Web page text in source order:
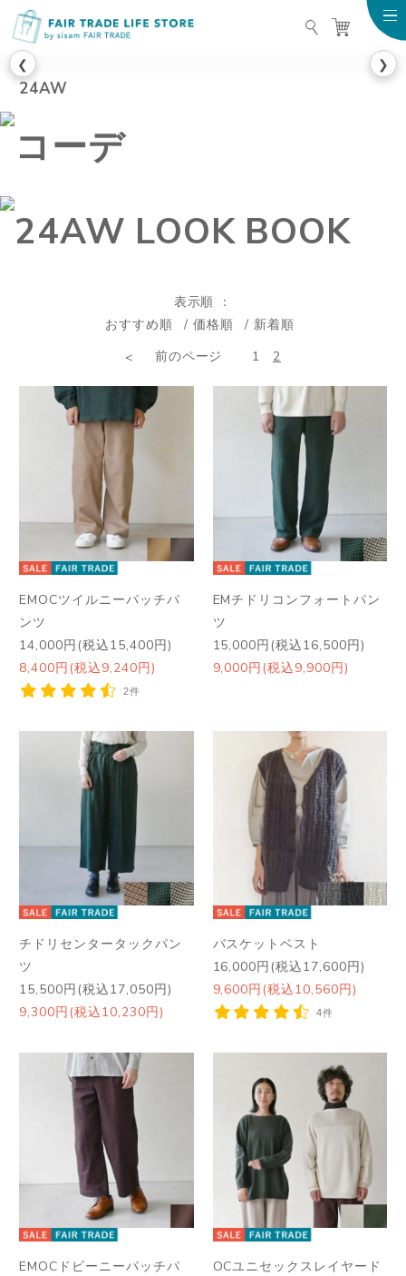
FAIR TRADE LIFE
❮ ❯
24AW
表示順
おすすめ順
価格順
新着順
前のページ
1 2
EMOCツイルニーパッチパ
ンツ
14,000円(税込15,400円)
8,400円(税込9,240円)
2件
EMチドリコンフォートパン
ツ
15,000円(税込16,500円)
9,000円(税込9,900円)
チドリセンタータックパン
ツ
15,500円(税込17,050円)
9,300円(税込10,230円)
バスケットベスト
16,000円(税込17,600円)
9,600円(税込10,560円)
4件
EMOCドビーニーパッチパ
OCユニセックスレイヤード